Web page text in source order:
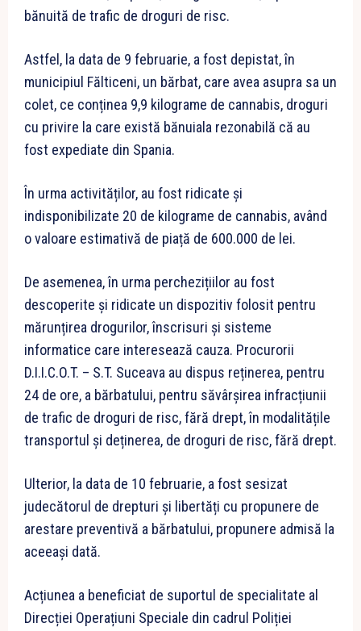
bănuită de trafic de droguri de risc.
Astfel, la data de 9 februarie, a fost depistat, în
municipiul Fălticeni, un bărbat, care avea asupra sa un
colet, ce conținea 9,9 kilograme de cannabis, droguri
cu privire la care există bănuiala rezonabilă că au
fost expediate din Spania.
În urma activităților, au fost ridicate și
indisponibilizate 20 de kilograme de cannabis, având
o valoare estimativă de piață de 600.000 de lei.
De asemenea, în urma perchezițiilor au fost
descoperite și ridicate un dispozitiv folosit pentru
mărunțirea drogurilor, înscrisuri și sisteme
informatice care interesează cauza. Procurorii
D.I.I.C.O.T. – S.T. Suceava au dispus reținerea, pentru
24 de ore, a bărbatului, pentru săvârșirea infracțiunii
de trafic de droguri de risc, fără drept, în modalitățile
transportul și deținerea, de droguri de risc, fără drept.
Ulterior, la data de 10 februarie, a fost sesizat
judecătorul de drepturi și libertăți cu propunere de
arestare preventivă a bărbatului, propunere admisă la
aceeași dată.
Acțiunea a beneficiat de suportul de specialitate al
Direcției Operațiuni Speciale din cadrul Poliției